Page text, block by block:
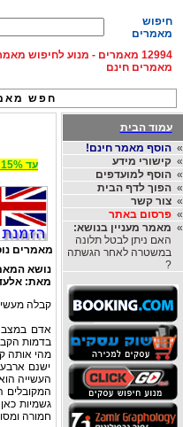
חיפוש
מאמרים
12994 מאמרים - מנוע לחיפוש
מאמרים חינם
חפש
עמוד הבית
»הוסף מאמר חינם!
»קישורי מידע
»הוסף למועדפים
»הפוך לדף הבית
»צור קשר
»פרסום באתר
» מאמר מעניין בנושא:
האם ניתן לבטל תלונה
במשטרה לאחר הגשתה
?
עד 15% הנחה על השכרת רכב בחו"ל, מהחברות הגדולות בעולם, לחצו ל Rentingcar
מאמרים
נושא
מאת:
קבלה
אדם במצב
בדמות
מהי אותה
ישנם
העשייה
המקובלים
גשמיות
חמורה